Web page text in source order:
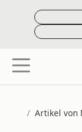
/ Artikel von